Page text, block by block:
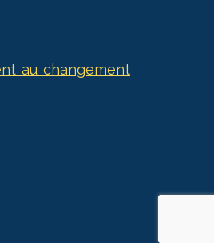
au changement